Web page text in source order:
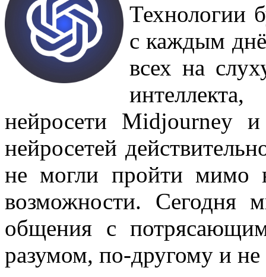
Технологии
с каждым
всех на
нейросети Midjourney
нейросетей
не могли пройти мимо
возможности. Сегодня
общения с
разумом, по-другому и